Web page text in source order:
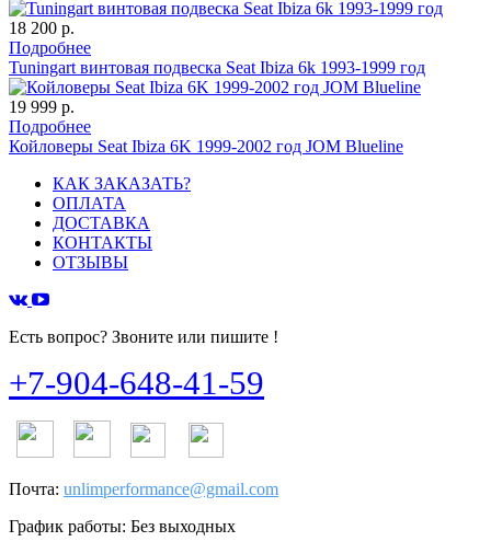
18 200 р.
Подробнее
Tuningart винтовая подвеска Seat Ibiza 6k 1993-1999 год
19 999 р.
Подробнее
Койловеры Seat Ibiza 6K 1999-2002 год JOM Blueline
КАК ЗАКАЗАТЬ?
ОПЛАТА
ДОСТАВКА
КОНТАКТЫ
ОТЗЫВЫ
Есть вопрос? Звоните или пишите !
+7-904-648-41-59
Почта: unlimperformance@gmail.com
График работы: Без выходных